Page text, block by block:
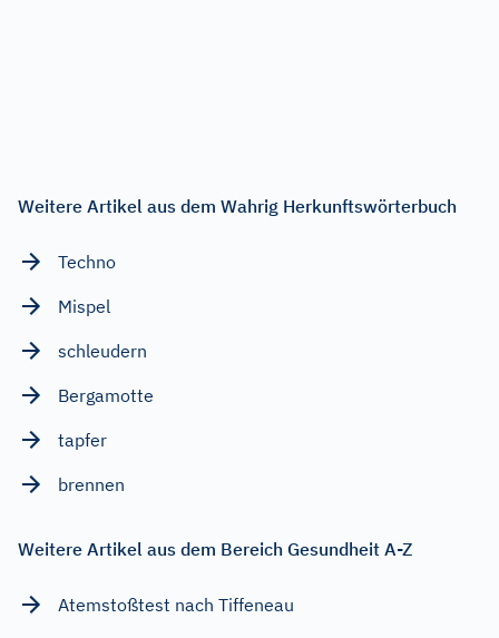
Weitere Artikel aus dem Wahrig Herkunftswörterbuch
Techno
Mispel
schleudern
Bergamotte
tapfer
brennen
Weitere Artikel aus dem Bereich Gesundheit A-Z
Atemstoßtest nach Tiffeneau